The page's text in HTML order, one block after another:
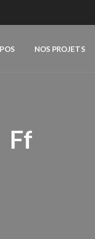
NOS PROJETS
Ff